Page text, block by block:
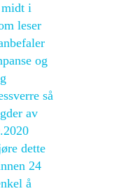
midt i
leser
og
så
av
dette
24
å